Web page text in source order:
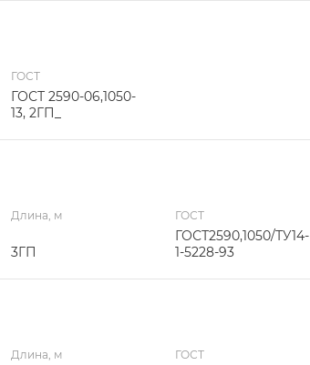
ГОСТ
ГОСТ 2590-06,1050-
13, 2ГП_
Длина, м
3ГП
ГОСТ
ГОСТ2590,1050/ТУ14-
1-5228-93
Длина, м ГОСТ